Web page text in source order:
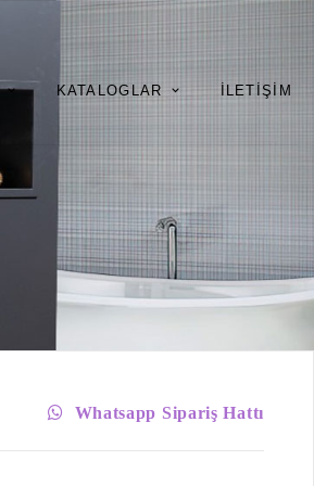
KATALOGLAR İLETIŞIM
Whatsapp Sipariş Hattı